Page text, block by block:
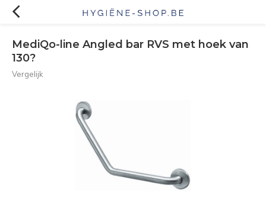
MediQo-line Angled bar RVS met hoek van
130?
Vergelijk